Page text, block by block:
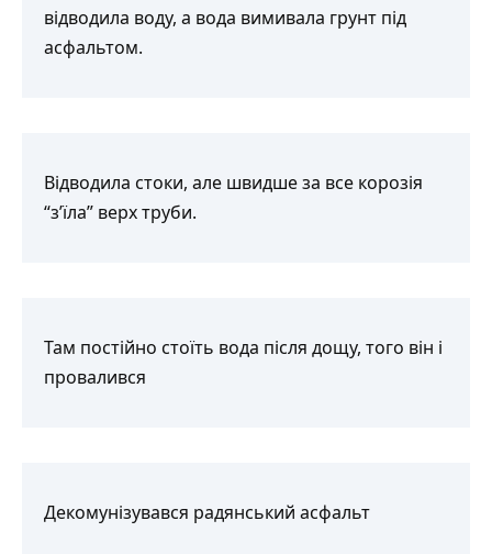
відводила воду, а вода вимивала грунт під
асфальтом.
Відводила стоки, але швидше за все корозія
“з’їла” верх труби.
Там постійно стоїть вода після дощу, того він і
провалився
Декомунізувався радянський асфальт